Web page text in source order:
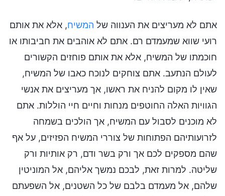
אתם לא מעריצים את הענווה של המשיח, אלא את אותם
רועי שווא שמעמדם רם. אתם לא אוהבים את חביבותו או
חוכמתו של המשיח, אלא את אותם פוחזים הקשורים
לעולם הנתעב. אתם צוחקים לנוכח כאבו של המשיח,
שאין לו מקום להניח את ראשו, אך מעריצים את אנשי
הגוויות האלה החוטפים מנחות וחיים חיי הוללות. אתם
לא מוכנים לסבול עם המשיח, אך הולכים בשמחה
לזרועותיהם הפתוחות של צוררי המשיח הפזיזים, על אף
שהם מספקים לכם אך ורק בשר ודם, רק אותיות ורק
שליטה. למרות זאת, לבכם נמשך אליהם, אל המוניטין
שלהם, אל מעמדם בלבם של כל השטנים, אל השפעתם